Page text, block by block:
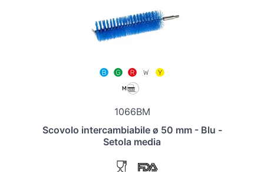
1066BM
Scovolo intercambiabile ø 50 mm - Blu -
Setola media